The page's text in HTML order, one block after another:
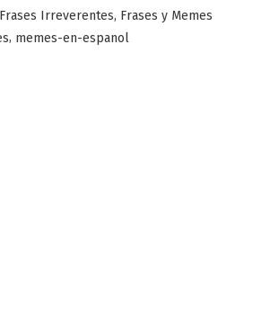
Frases Irreverentes, Frases y Memes
, memes-en-espanol